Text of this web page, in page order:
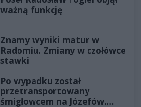
ważną funkcję
Znamy wyniki matur w
Radomiu. Zmiany w czołówce
stawki
Po wypadku został
przetransportowany
śmigłowcem na Józefów.